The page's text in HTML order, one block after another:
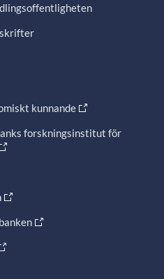
kunnande
forskningsinstitut för